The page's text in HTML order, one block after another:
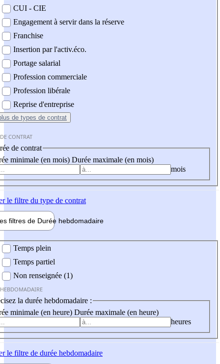
CUI - CIE
Engagement à servir dans la réserve
Franchise
Insertion par l'activ.éco.
Portage salarial
Profession commerciale
Profession libérale
Reprise d'entreprise
de types de contrat
CONTRAT
de contrat
minimale (en mois) Durée maximale (en mois)
mois
le filtre du type de contrat
filtres de Durée hebdomadaire
Temps plein
Temps partiel
Non renseignée (1)
la durée hebdomadaire :
minimale (en heure) Durée maximale (en heure)
heures
le filtre de durée hebdomadaire